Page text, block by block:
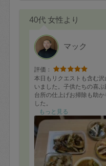
40代 女性より
マック
評価：
本日もリクエストも含む
いました。子供たちの喜ぶ
台所の仕上げお掃除も助
した。
もっと見る